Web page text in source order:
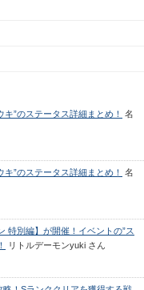
”のステータス詳細まとめ！
名
”のステータス詳細まとめ！
名
特別編】が開催！イベントの”ス
リトルデーモンyuki さん